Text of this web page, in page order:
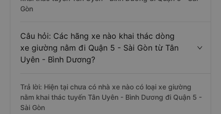
Gòn
Câu hỏi: Các hãng xe nào khai thác dòng
xe giường nằm đi Quận 5 - Sài Gòn từ Tân
Uyên - Bình Dương?
Trả lời: Hiện tại chưa có nhà xe nào có loại xe giường
nằm khai thác tuyến Tân Uyên - Bình Dương đi Quận 5 -
Sài Gòn